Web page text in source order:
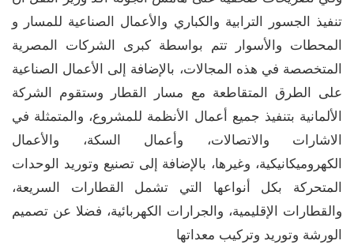
تنفيذ الجسور الترابية والكباري والأعمال الصناعية للمسار و
المحطات والأسوار تتم بواسطة كبرى الشركات المصرية
المتخصصة في هذه المجالات، بالإضافة إلى الأعمال الصناعية
على الطرق المتقاطعة مع مسار القطار وستقوم الشركة
الألمانية بتنفيذ جميع أعمال الأنظمة للمشروع، والمتمثلة في
الاشارات والاتصالات، وأعمال السكة، والأعمال
الكهروميكانيكية، وغيرها، بالإضافة إلى تصنيع وتوريد الوحدات
المتحركة بكل أنواعها التي تشمل القطارات السريعة،
والقطارات الإقليمية، والجرارات الكهربائية، فضلا عن تصميم
الورشة وتوريد وتركيب معداتها